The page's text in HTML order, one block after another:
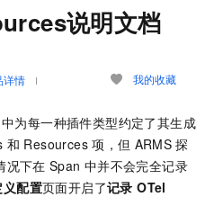
说明文档
详情 我的收藏
中为每一种插件类型约定了其生成
和 Resources 项，但 ARMS 探
况下在 Span 中并不会完全记录
义配置页面开启了记录 OTel